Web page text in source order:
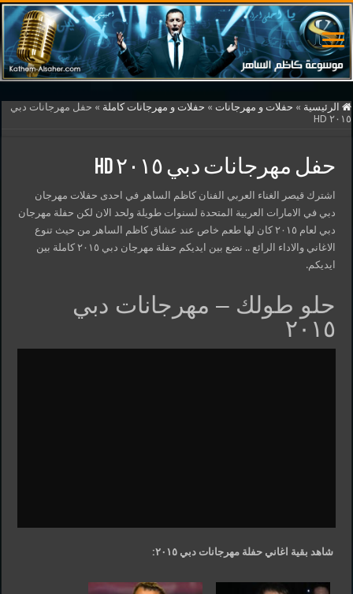
الرئيسية » حفلات و مهرجانات » حفلات و مهرجانات كاملة » حفل مهرجانات دبي
٢٠١٥ HD
حفل مهرجانات دبي ٢٠١٥ HD
اشترك قيصر الغناء العربي الفنان كاظم الساهر في احدى حفلات مهرجان
دبي في الامارات العربية المتحدة لسنوات طويلة ولحد الان لكن حفلة مهرجان
دبي لعام ٢٠١٥ كان لها طعم خاص عند عشاق كاظم الساهر من حيث تنوع
الاغاني والاداء الرائع .. نضع بين ايديكم حفلة مهرجان دبي ٢٠١٥ كاملة بين
ايديكم.
حلو طولك – مهرجانات دبي
٢٠١٥
شاهد بقية اغاني حفلة مهرجانات دبي ٢٠١٥: